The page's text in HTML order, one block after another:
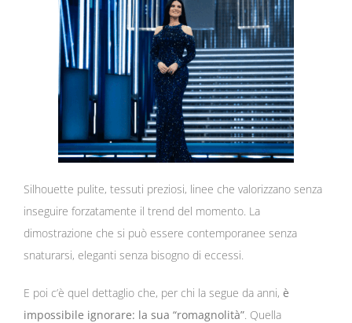
Silhouette pulite, tessuti preziosi, linee che valorizzano senza
inseguire forzatamente il trend del momento. La
dimostrazione che si può essere contemporanee senza
snaturarsi, eleganti senza bisogno di eccessi.
E poi c’è quel dettaglio che, per chi la segue da anni, è
impossibile ignorare: la sua “romagnolità”. Quella